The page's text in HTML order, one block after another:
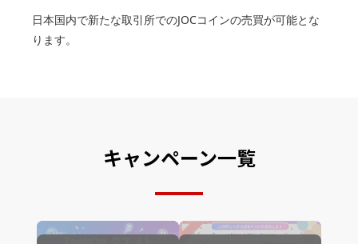
日本国内で新たな取引所でのJOCコインの売買が可能とな
ります。
キャンペーン一覧